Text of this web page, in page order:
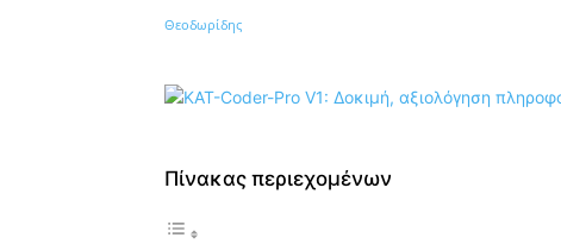
Κοινοποίηση
Πίνακας περιεχομένων